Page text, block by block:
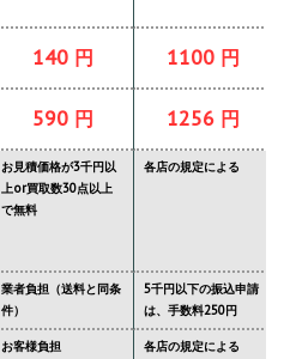
140 円 1100 円
590 円 1256 円
お見積価格が3千円以
上or買取数30点以上
で無料
各店の規定による
業者負担（送料と同条
件）
5千円以下の振込申請
は、手数料250円
お客様負担 各店の規定による